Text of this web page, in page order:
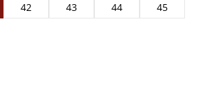
42 43 44
45